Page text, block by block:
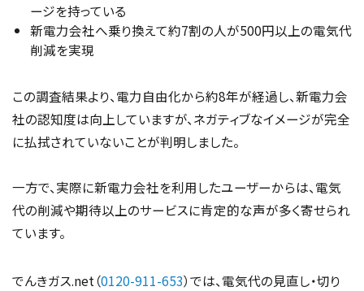
ージを持っている
新電力会社へ乗り換えて約7割の人が500円以上の電気代
削減を実現
この調査結果より、電力自由化から約8年が経過し、新電力会
社の認知度は向上していますが、ネガティブなイメージが完全
に払拭されていないことが判明しました。
一方で、実際に新電力会社を利用したユーザーからは、電気
代の削減や期待以上のサービスに肯定的な声が多く寄せられ
ています。
でんきガス.net（0120-911-653）では、電気代の見直し・切り